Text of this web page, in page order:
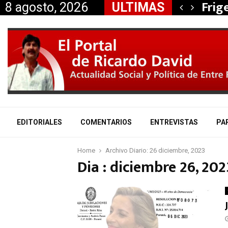
8 agosto, 2026 ULTIMAS
Miranda anunció…
EDITORIALES COMENTARIOS ENTREVISTAS
Home Archivo Diario: 26 diciembre, 2023
Dia : diciembre 26,